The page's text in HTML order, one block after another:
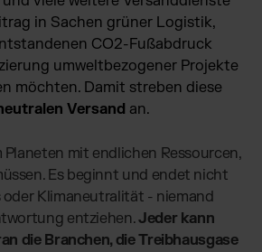
in Sachen grüner Logistik,
CO2-Fußabdruck
umweltbezogener Projekte
möchten. Damit streben diese
Versand an.
Planeten mit endlichen Ressourcen,
Es beginnt und endet nicht
Klimaneutralität - niemand
entziehen.Jeder kann
die Branchen, die Treibhausgase